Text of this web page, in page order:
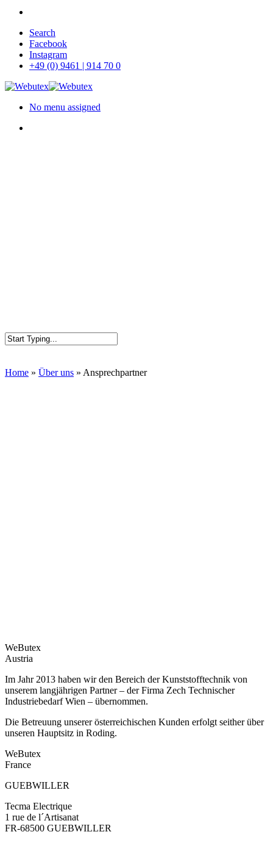
Skip
main
content
Search
Facebook
Instagram
+49 (0) 9461 | 914 70 0
No menu assigned
Home » Über uns » Ansprechpartner
WeButex
Austria
Im Jahr 2013 haben wir den Bereich der Kunststofftechnik von
unserem langjährigen Partner – der Firma Zech Technischer
Industriebedarf Wien – übernommen.
Die Betreuung unserer österreichischen Kunden erfolgt seither über
unseren Hauptsitz in Roding.
WeButex
France
GUEBWILLER
Tecma Electrique
1 rue de l´Artisanat
FR-68500 GUEBWILLER